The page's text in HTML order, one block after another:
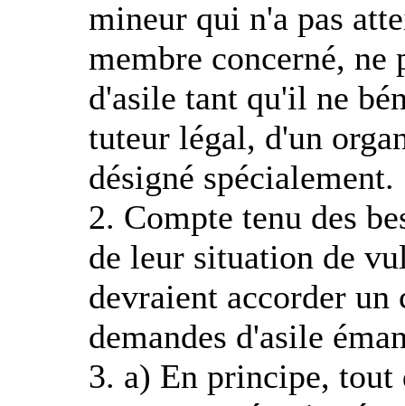
mineur qui n'a pas
membre concerné, ne
d'asile tant qu'il ne
tuteur légal, d'un
désigné spécialement.
2. Compte tenu des
de leur situation de
devraient accorder un
demandes d'asile
3. a) En principe, tout